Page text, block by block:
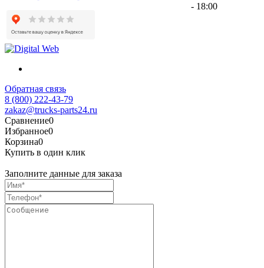
- 18:00
Обратная связь
8 (800) 222-43-79
zakaz@trucks-parts24.ru
Сравнение0
Избранное0
Корзина0
Купить в один клик
Заполните данные для заказа